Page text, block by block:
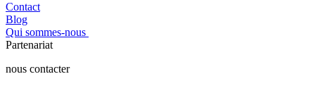
Contact
Blog
Qui sommes-nous
Partenariat
nous contacter